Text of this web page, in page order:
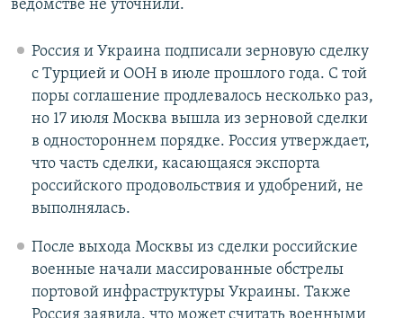
ведомстве не уточнили.
Россия и Украина подписали зерновую сделку
с Турцией и ООН в июле прошлого года. С той
поры соглашение продлевалось несколько раз,
но 17 июля Москва вышла из зерновой сделки
в одностороннем порядке. Россия утверждает,
что часть сделки, касающаяся экспорта
российского продовольствия и удобрений, не
выполнялась.
После выхода Москвы из сделки российские
военные начали массированные обстрелы
портовой инфраструктуры Украины. Также